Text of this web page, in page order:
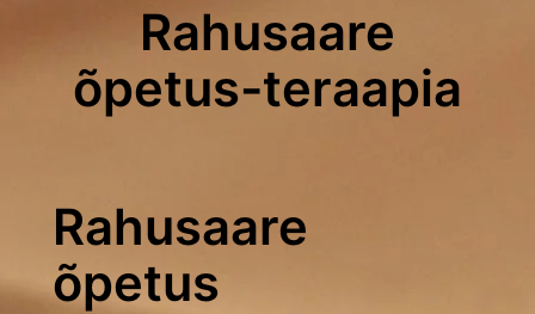
Rahusaare
õpetus-teraapia
Rahusaare
õpetus